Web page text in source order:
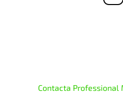
Contacta Professional